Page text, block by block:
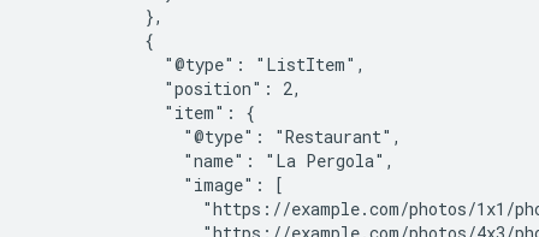
            },
            {
              "@type": "ListItem",
              "position": 2,
              "item": {
                "@type": "Restaurant",
                "name": "La Pergola",
                "image": [
"https://example.com/photos/1x1/
"https://example.com/photos/4x3/